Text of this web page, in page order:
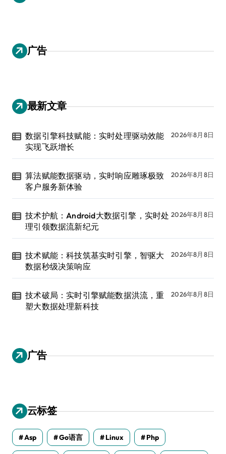
广告
最新文章
数据引擎科技赋能：实时处理驱动效能
实现飞跃增长
2026年8月8日
算法赋能数据驱动，实时响应雕琢极致
客户服务新体验
2026年8月8日
技术护航：Android大数据引擎，实时处
理引领数据流新纪元
2026年8月8日
技术赋能：科技筑基实时引擎，智驱大
数据秒级决策响应
2026年8月8日
技术破局：实时引擎赋能数据洪流，重
塑大数据处理新科技
2026年8月8日
广告
云标签
Asp Go语言 Linux Php